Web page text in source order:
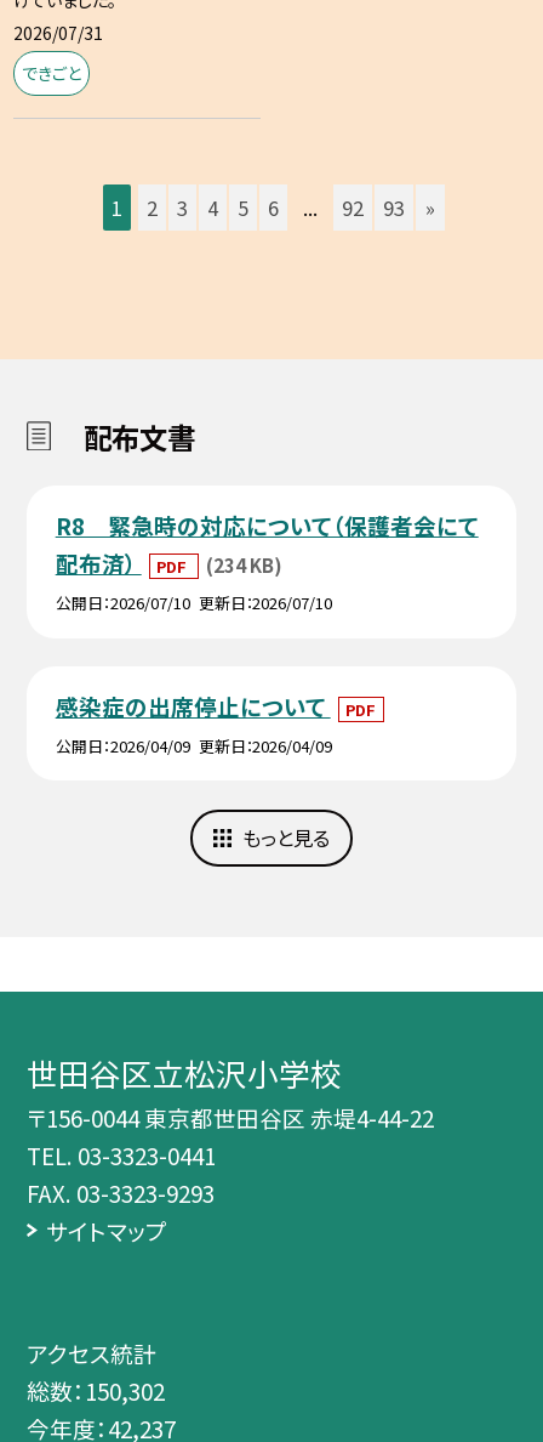
2026/07/31
できごと
1 2 3 4 5 6 ... 92 93 »
配布文書
R8 緊急時の対応について（保護者会にて
配布済）
PDF (234 KB)
公開日 2026/07/10 更新日 2026/07/10
感染症の出席停止について
PDF
公開日 2026/04/09 更新日 2026/04/09
もっと見る
世田谷区立松沢小学校
〒156-0044 東京都世田谷区 赤堤4-44-22
TEL. 03-3323-0441
FAX. 03-3323-9293
サイトマップ
アクセス統計
総数： 150,302
今年度：42,237